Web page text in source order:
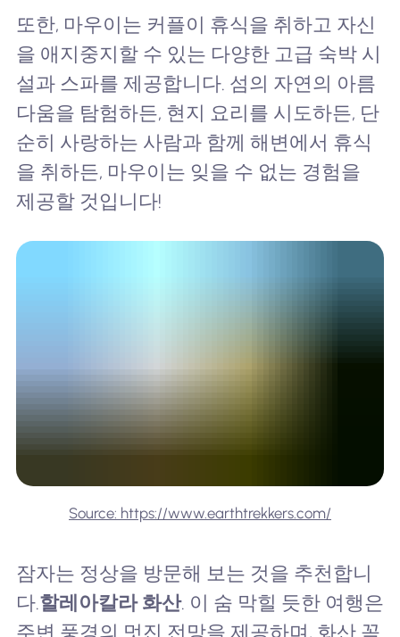
또한, 마우이는 커플이 휴식을 취하고 자신
을 애지중지할 수 있는 다양한 고급 숙박 시
설과 스파를 제공합니다. 섬의 자연의 아름
다움을 탐험하든, 현지 요리를 시도하든, 단
순히 사랑하는 사람과 함께 해변에서 휴식
을 취하든, 마우이는 잊을 수 없는 경험을
제공할 것입니다!
Source: https://www.earthtrekkers.com/
잠자는 정상을 방문해 보는 것을 추천합니
다.할레아칼라 화산. 이 숨 막힐 듯한 여행은
주변 풍경의 멋진 전망을 제공하며, 화산 꼭